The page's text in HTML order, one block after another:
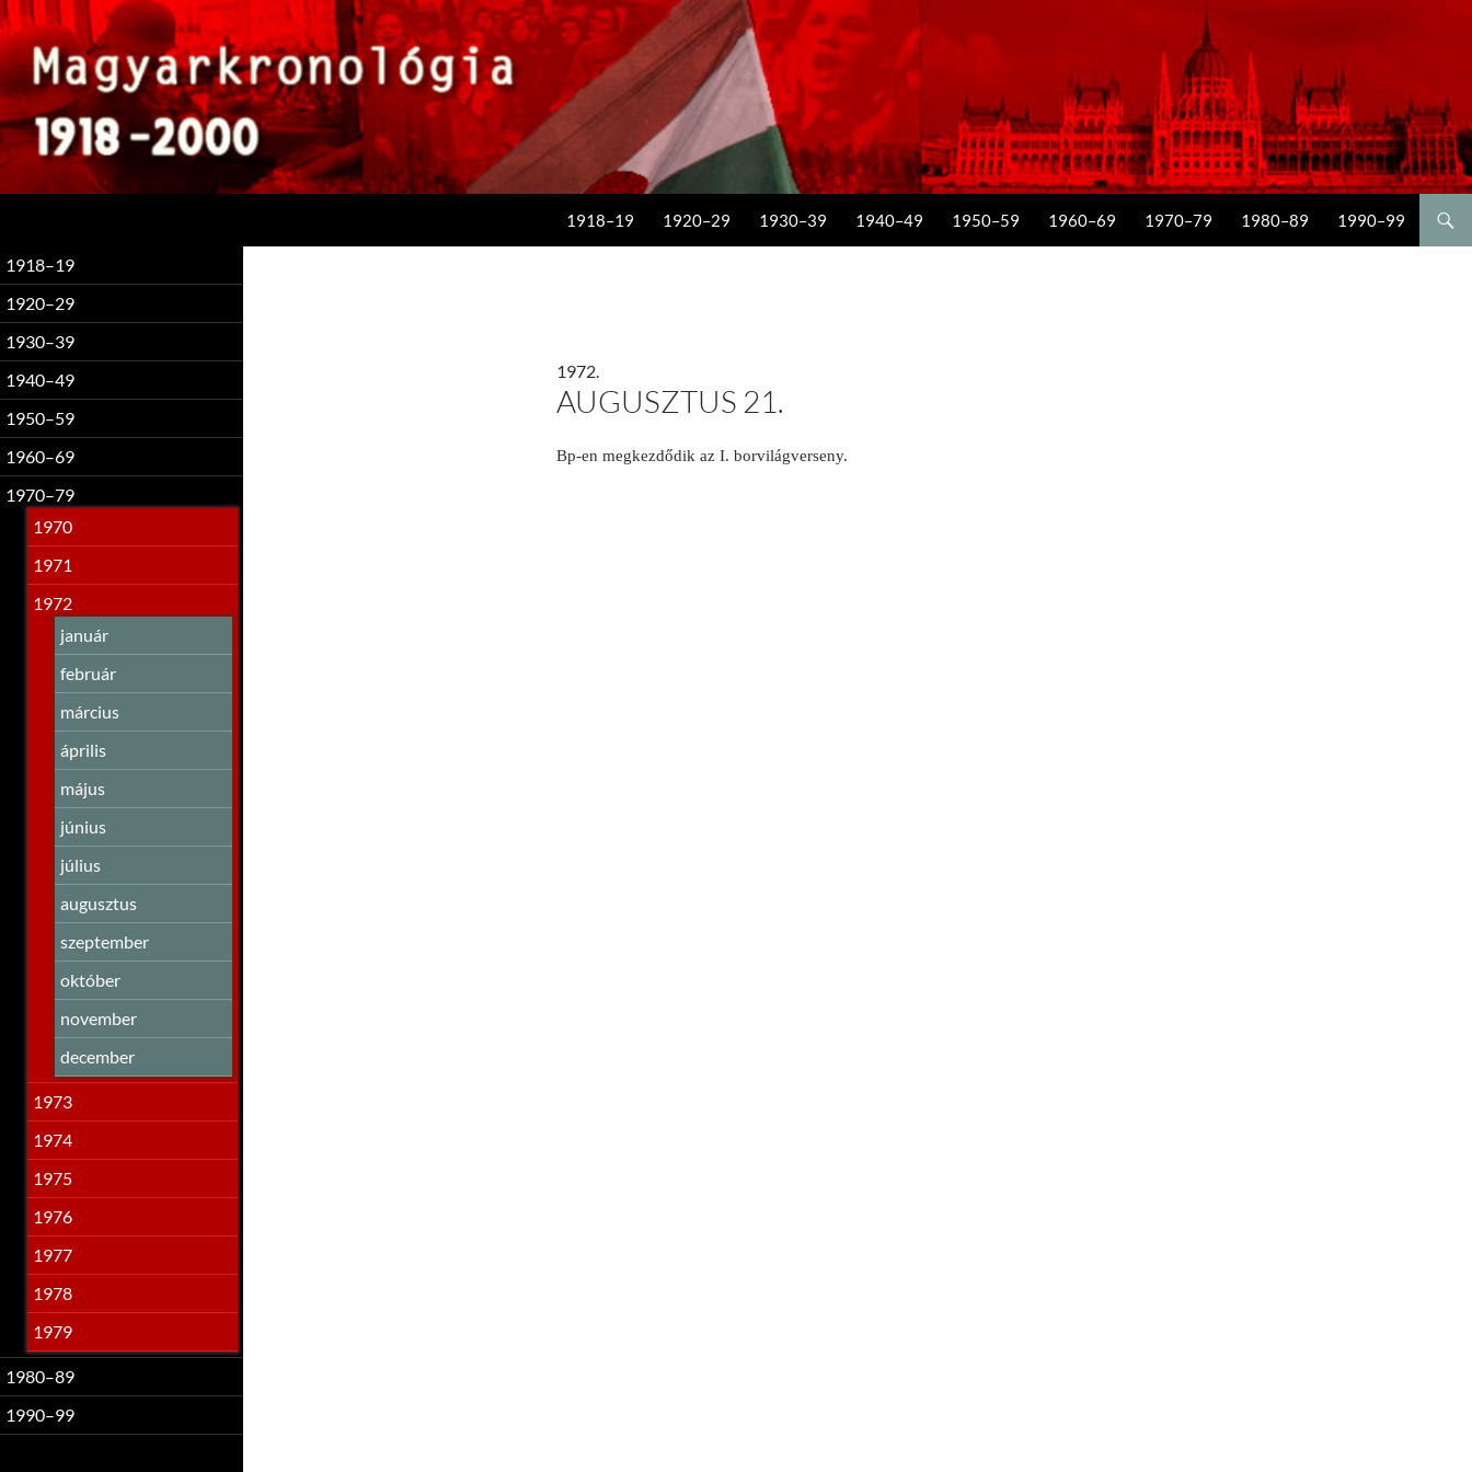
1918–19 1920–29 1930–39 1940–49 1950–59 1960–69 1970–79 1980–89 1990–99
1972.
AUGUSZTUS 21.
Bp-en megkezdődik az I. borvilágverseny.
1918–19
1920–29
1930–39
1940–49
1950–59
1960–69
1970–79
1970
1971
1972
január
február
március
április
május
június
július
augusztus
szeptember
október
november
december
1973
1974
1975
1976
1977
1978
1979
1980–89
1990–99